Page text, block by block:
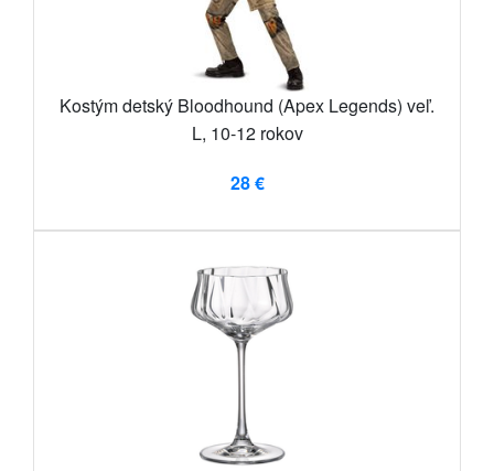
Kostým detský Bloodhound (Apex Legends) veľ.
L, 10-12 rokov
28 €